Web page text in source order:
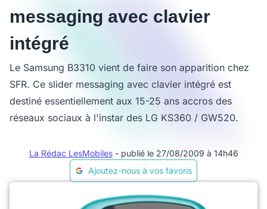
messaging avec clavier
intégré
Le Samsung B3310 vient de faire son apparition chez
SFR. Ce slider messaging avec clavier intégré est
destiné essentiellement aux 15-25 ans accros des
réseaux sociaux à l'instar des LG KS360 / GW520.
La Rédac LesMobiles - publié le 27/08/2009 à 14h46
Ajoutez-nous à vos favoris